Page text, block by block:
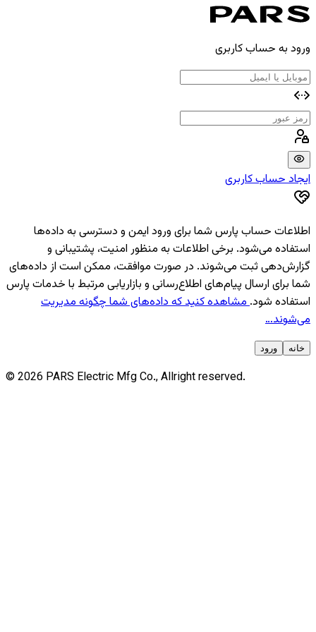
ورود به حساب کاربری
ایجاد حساب کاربری
اطلاعات حساب پارس شما برای ورود ایمن و دسترسی به داده‌ها
استفاده می‌شود. برخی اطلاعات به منظور امنیت، پشتیبانی و
گزارش‌دهی ثبت می‌شوند. در صورت موافقت، ممکن است از داده‌های
شما برای ارسال پیام‌های اطلاع‌رسانی و بازاریابی مرتبط با خدمات پارس
استفاده شود. مشاهده کنید که داده‌های شما چگونه مدیریت
می‌شوند…
خانه ورود
© 2026 PARS Electric Mfg Co., Allright reserved.